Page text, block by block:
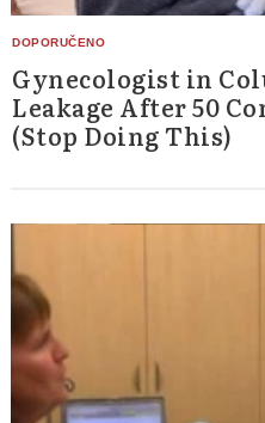
Gynecologist in
Leakage After 50
(Stop Doing This)